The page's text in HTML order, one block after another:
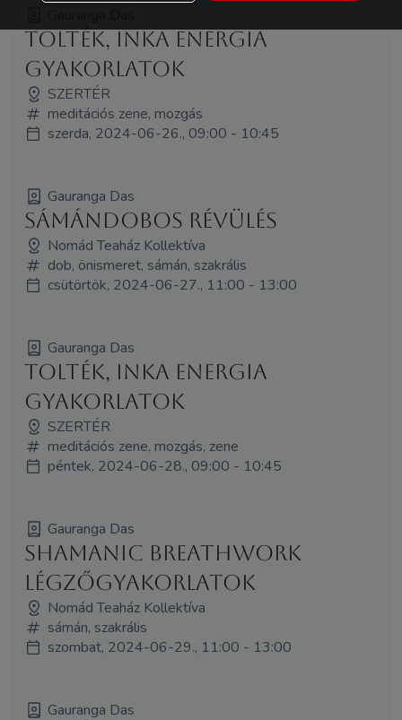
Tolték, inka energia
gyakorlatok
SZERTÉR
meditációs zene, mozgás
szerda, 2024-06-26., 09:00 - 10:45
Gauranga Das
Sámándobos révülés
Nomád Teaház Kollektíva
dob, önismeret, sámán, szakrális
csütörtök, 2024-06-27., 11:00 - 13:00
Gauranga Das
Tolték, inka energia
gyakorlatok
SZERTÉR
meditációs zene, mozgás, zene
péntek, 2024-06-28., 09:00 - 10:45
Gauranga Das
Shamanic Breathwork
légzőgyakorlatok
Nomád Teaház Kollektíva
sámán, szakrális
szombat, 2024-06-29., 11:00 - 13:00
Gauranga Das